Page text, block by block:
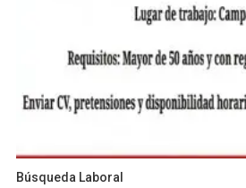
Búsqueda Laboral